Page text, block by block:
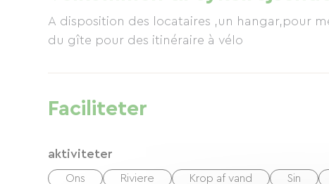
A disposition des locataires ,un hangar,pour
du gîte pour des itinéraire à vélo
Faciliteter
aktiviteter
Ons Riviere Krop af vand Sin